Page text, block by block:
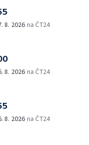
8. 2026 na ČT24
8. 2026 na ČT24
8. 2026 na ČT24